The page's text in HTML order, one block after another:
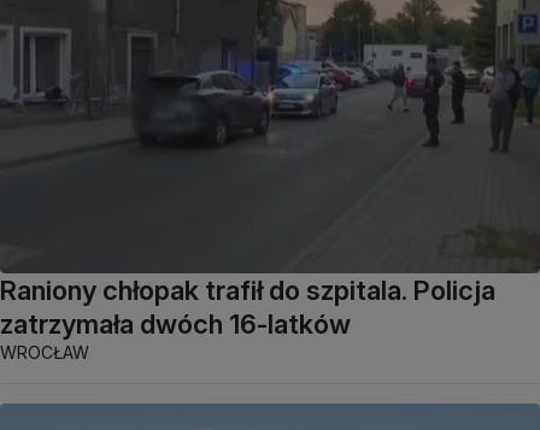
Raniony chłopak trafił do szpitala. Policja
zatrzymała dwóch 16-latków
WROCŁAW